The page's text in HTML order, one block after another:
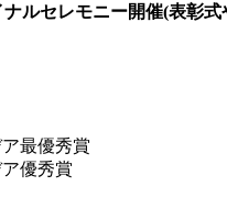
ルセレモニー開催(表彰
最優秀賞
優秀賞